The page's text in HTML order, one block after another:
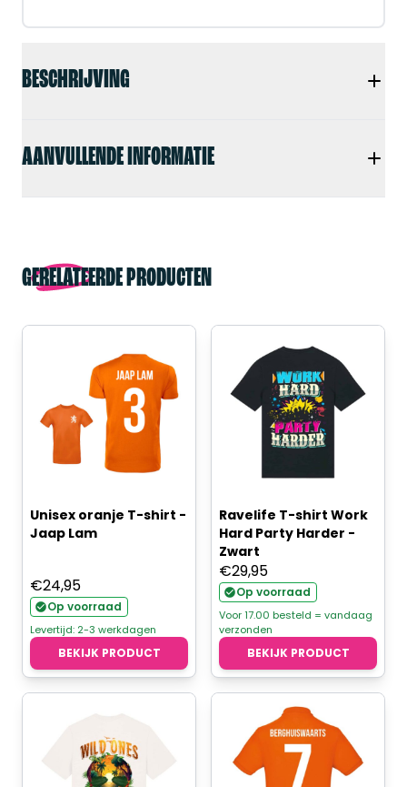
BESCHRIJVING
AANVULLENDE INFORMATIE
GERELATEERDE PRODUCTEN
Unisex oranje T-shirt -
Jaap Lam
€24,95
Op voorraad
Levertijd: 2-3 werkdagen
BEKIJK PRODUCT
Ravelife T-shirt Work
Hard Party Harder -
Zwart
€29,95
Op voorraad
Voor 17.00 besteld = vandaag
verzonden
BEKIJK PRODUCT